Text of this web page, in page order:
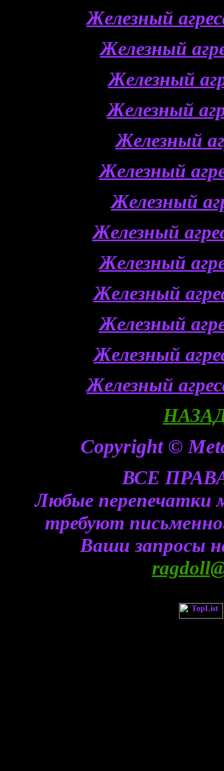
Железный
Железный
Железный
Железный
Железный
Железный
Железный
Железный
Железный
Железный
Железный
Железный
Железный
НАЗАД
Copyright ©
ВСЕ
Любые перепечатки
требуют
Ваши запросы